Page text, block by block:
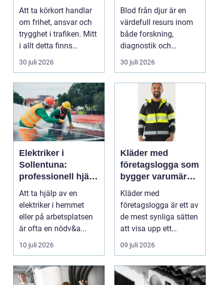
Att ta körkort handlar
om frihet, ansvar och
trygghet i trafiken. Mitt
i allt detta finns
riskutbild...
30 juli 2026
funktion, kvalitet
och användning
Blod från djur är en
värdefull resurs inom
både forskning,
diagnostik och
veterinärmedicin. När
blod...
30 juli 2026
Elektriker i
Sollentuna:
professionell hjälp
när du behöver det
Att ta hjälp av en
elektriker i hemmet
eller på arbetsplatsen
är ofta en nödv&a...
10 juli 2026
Kläder med
företagslogga som
bygger varumärke
i vardagen
Kläder med
företagslogga är ett av
de mest synliga sätten
att visa upp ett
varum...
09 juli 2026